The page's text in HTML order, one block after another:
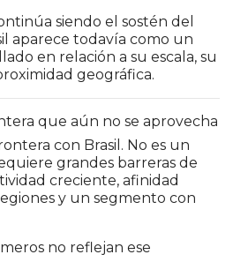
siendo el sostén del
aparece todavía como un
en relación a su escala, su
geográfica.
que aún no se aprovecha
con Brasil. No es un
grandes barreras de
creciente, afinidad
y un segmento con
no reflejan ese